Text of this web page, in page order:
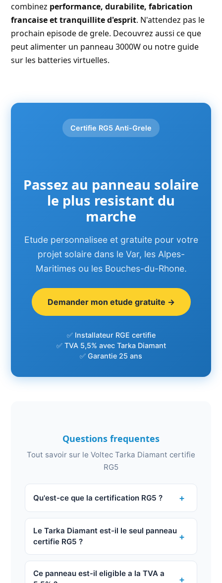
combinez performance, durabilite, fabrication
francaise et tranquillite d'esprit. N'attendez pas le
prochain episode de grele. Decouvrez aussice que
peut alimenter un panneau 3000Wou notre guide
sur les batteries virtuelles.
Certifie RG5 Anti-Grele
Passez au panneau solaire
le plus resistant du
marche
Etude personnalisee et gratuite pour votre
projet solaire dans le Var, les Alpes-
Maritimes ou les Bouches-du-Rhone.
Demander mon etude gratuite →
✅ Installateur RGE certifie
✅ TVA 5,5% avec Tarka Diamant
✅ Garantie 25 ans
Questions frequentes
Tout savoir sur le Voltec Tarka Diamant certifie
RG5
Qu'est-ce que la certification RG5 ? +
La certification RG5 est le niveau le plus eleve
de l'echelle de resistance a la grele (AEAI-
VKF). Elle garantit qu'un panneau resiste a des
d'une balle de golf, projetes a plus de 100
km/h.
Le Tarka Diamant est-il le seul panneau
certifie RG5 ?
+
Oui, a ce jour le Voltec Tarka Diamant est le
premier et le seul panneau solaire au monde a
Ce panneau est-il eligible a la TVA a
+